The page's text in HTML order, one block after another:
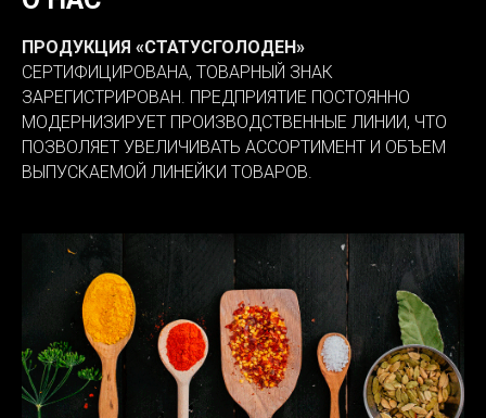
ПРОДУКЦИЯ «СТАТУСГОЛОДЕН»
СЕРТИФИЦИРОВАНА, ТОВАРНЫЙ ЗНАК
ЗАРЕГИСТРИРОВАН. ПРЕДПРИЯТИЕ ПОСТОЯННО
МОДЕРНИЗИРУЕТ ПРОИЗВОДСТВЕННЫЕ ЛИНИИ, ЧТО
ПОЗВОЛЯЕТ УВЕЛИЧИВАТЬ АССОРТИМЕНТ И ОБЪЕМ
ВЫПУСКАЕМОЙ ЛИНЕЙКИ ТОВАРОВ.